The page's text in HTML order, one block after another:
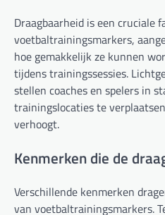
Draagbaarheid is een cruciale
voetbaltrainingsmarkers,
hoe gemakkelijk ze kunnen
tijdens trainingssessies.
stellen coaches en spelers in
trainingslocaties te
verhoogt.
Kenmerken die de
Verschillende kenmerken
van voetbaltrainingsmarkers.